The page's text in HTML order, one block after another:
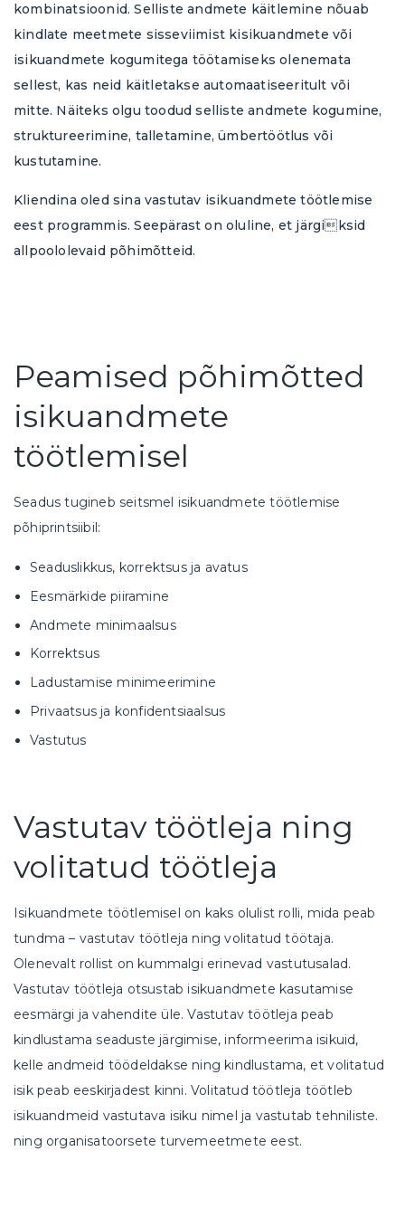
kombinatsioonid. Selliste andmete käitlemine nõuab
kindlate meetmete sisseviimist kisikuandmete või
isikuandmete kogumitega töötamiseks olenemata
sellest, kas neid käitletakse automaatiseeritult või
mitte. Näiteks olgu toodud selliste andmete kogumine,
struktureerimine, talletamine, ümbertöötlus või
kustutamine.
Kliendina oled sina vastutav isikuandmete töötlemise
eest programmis. Seepärast on oluline, et järgiksid
allpoololevaid põhimõtteid.
Peamised põhimõtted
isikuandmete
töötlemisel
Seadus tugineb seitsmel isikuandmete töötlemise
põhiprintsiibil:
Seaduslikkus, korrektsus ja avatus
Eesmärkide piiramine
Andmete minimaalsus
Korrektsus
Ladustamise minimeerimine
Privaatsus ja konfidentsiaalsus
Vastutus
Vastutav töötleja ning
volitatud töötleja
Isikuandmete töötlemisel on kaks olulist rolli, mida peab
tundma – vastutav töötleja ning volitatud töötaja.
Olenevalt rollist on kummalgi erinevad vastutusalad.
Vastutav töötleja otsustab isikuandmete kasutamise
eesmärgi ja vahendite üle. Vastutav töötleja peab
kindlustama seaduste järgimise, informeerima isikuid,
kelle andmeid töödeldakse ning kindlustama, et volitatud
isik peab eeskirjadest kinni. Volitatud töötleja töötleb
isikuandmeid vastutava isiku nimel ja vastutab tehniliste.
ning organisatoorsete turvemeetmete eest.